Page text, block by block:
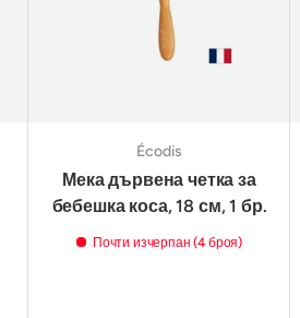
Écodis
Мека дървена четка за
бебешка коса, 18 см, 1 бр.
Почти изчерпан (4 броя)